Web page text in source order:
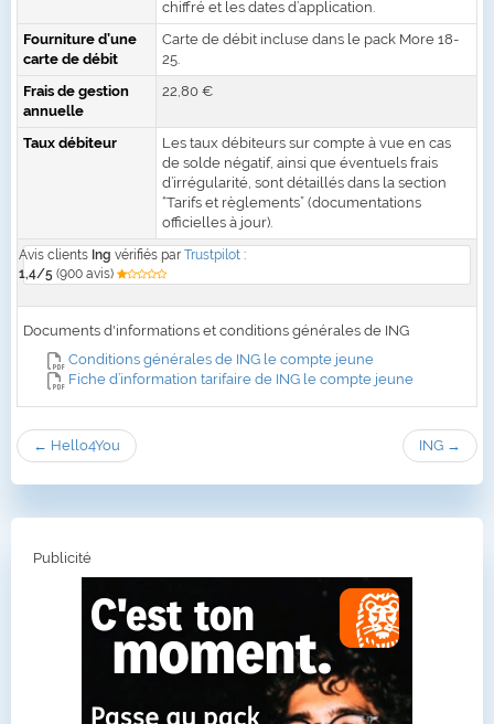
chiffré et les dates d’application.
Fourniture d’une
carte de débit
Carte de débit incluse dans le pack More 18-
25.
Frais de gestion
annuelle
22,80 €
Taux débiteur
Les taux débiteurs sur compte à vue en cas
de solde négatif, ainsi que éventuels frais
d’irrégularité, sont détaillés dans la section
“Tarifs et règlements” (documentations
officielles à jour).
Avis clients Ing vérifiés par Trustpilot :
1,4/5 (900 avis)
Documents d'informations et conditions générales de ING
Conditions générales de ING le compte jeune
Fiche d’information tarifaire de ING le compte jeune
← Hello4You ING →
Publicité